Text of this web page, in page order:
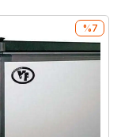
%7